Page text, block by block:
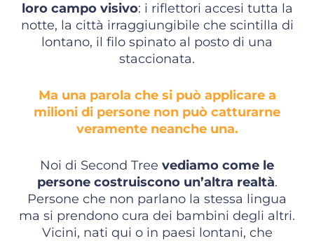
loro campo visivo: i riflettori accesi tutta la
notte, la città irraggiungibile che scintilla di
lontano, il filo spinato al posto di una
staccionata.
Ma una parola che si può applicare a
milioni di persone non può catturarne
veramente neanche una.
Noi di Second Tree vediamo come le
persone costruiscono un’altra realtà.
Persone che non parlano la stessa lingua
ma si prendono cura dei bambini degli altri.
Vicini, nati qui o in paesi lontani, che